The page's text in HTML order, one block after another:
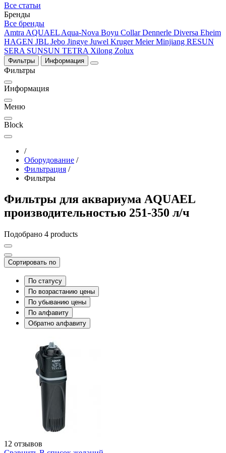
Все статьи
Бренды
Все бренды
Amtra AQUAEL Aqua-Nova Boyu CollarDennerle Diversa Eheim
HAGEN JBL Jebo Jingye Juwel Kruger MeierMinjiang RESUN
SERA SUNSUN TETRA Xilong Zolux
Фильтры Информация
Фильтры
Информация
Меню
Block
/
Оборудование /
Фильтрация /
Фильтры
Фильтры для аквариума AQUAEL
производительностью 251-350 л/ч
Подобрано 4 products
Сортировать по
По статусу
По возрастанию цены
По убыванию цены
По алфавиту
Обратно алфавиту
12 отзывов